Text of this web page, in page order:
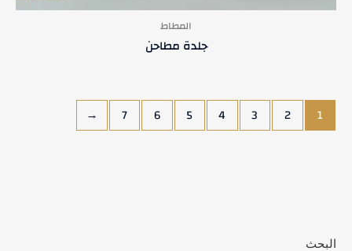
البحث
المطاط
جلدة مطاحن
1
2
3
4
5
6
7
←